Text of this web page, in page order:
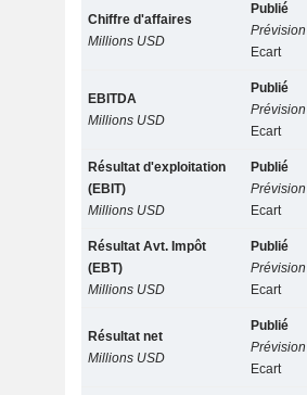
Chiffre d'affaires
Millions USD
Publié
Prévision
Ecart
EBITDA
Millions USD
Publié
Prévision
Ecart
Résultat d'exploitation
(EBIT)
Millions USD
Publié
Prévision
Ecart
Résultat Avt. Impôt
(EBT)
Millions USD
Publié
Prévision
Ecart
Résultat net
Millions USD
Publié
Prévision
Ecart